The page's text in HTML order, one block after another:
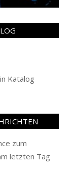
Katalog
zum
letzten Tag